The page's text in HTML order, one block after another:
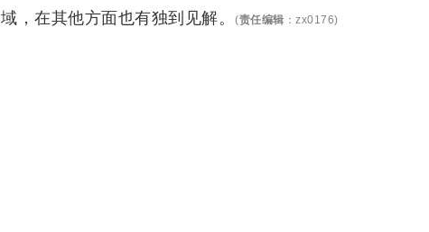
域，在其他方面也有独到见解。
(责任编辑 ：zx0176)